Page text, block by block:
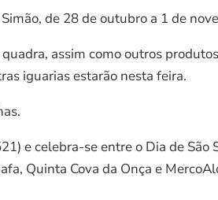
de 28 de outubro a 1 de
assim como outros
iguarias estarão nesta feira.
e celebra-se entre o Dia de São
Quinta Cova da Onça e